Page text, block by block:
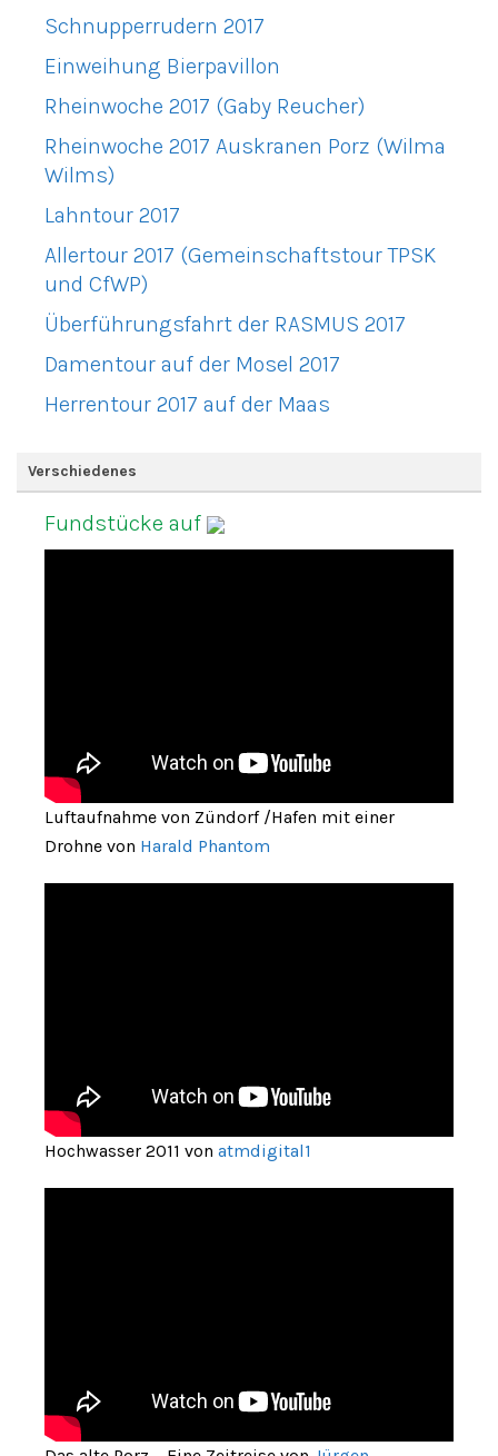
Schnupperrudern 2017
Einweihung Bierpavillon
Rheinwoche 2017 (Gaby Reucher)
Rheinwoche 2017 Auskranen Porz (Wilma
Wilms)
Lahntour 2017
Allertour 2017 (Gemeinschaftstour TPSK
und CfWP)
Überführungsfahrt der RASMUS 2017
Damentour auf der Mosel 2017
Herrentour 2017 auf der Maas
Verschiedenes
Fundstücke auf
Luftaufnahme von Zündorf /Hafen mit einer
Drohne von Harald Phantom
Hochwasser 2011 von atmdigital1